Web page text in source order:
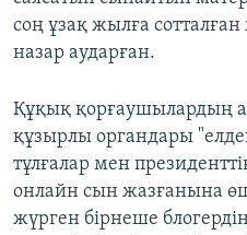
соң ұзақ жылға
назар аударған.
Құқық қорғаушылардың
құзырлы органдары
тұлғалар мен
онлайн сын жазғанына
жүрген бірнеше